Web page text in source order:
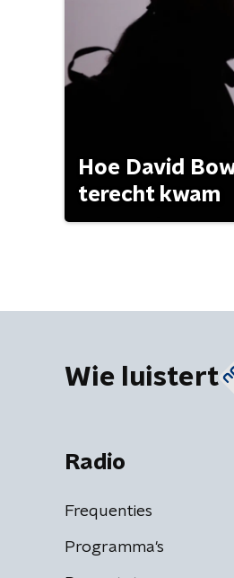
Hoe David
terecht kwam
Wie luistert
Radio
Frequenties
Programma's